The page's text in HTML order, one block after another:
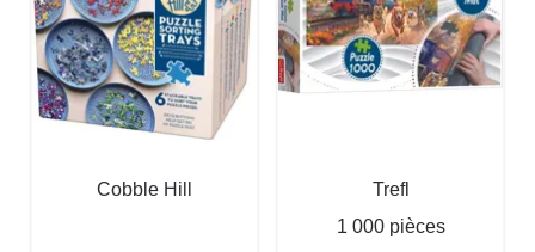
Cobble Hill
Trefl
1 000 pièces